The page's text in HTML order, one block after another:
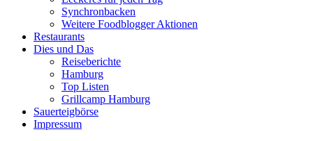
Synchronbacken
Weitere Foodblogger Aktionen
Restaurants
Dies und Das
Reiseberichte
Hamburg
Top Listen
Grillcamp Hamburg
Sauerteigbörse
Impressum